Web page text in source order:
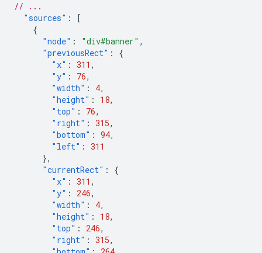
// ...
"sources" :
[
{
"node" : "div#banner" ,
"previousRect" :
{
"x" : 311 ,
"y" : 76,
"width" : 4,
"height" : 18,
"top" : 76,
"right" : 315,
"bottom" : 94,
"left" : 311
},
"currentRect" :
{
"x" : 311 ,
"y" : 246,
"width" : 4,
"height" : 18,
"top" : 246,
"right" : 315,